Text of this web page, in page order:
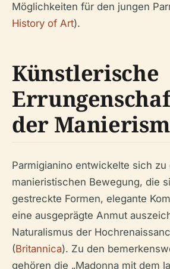
Möglichkeiten für den jungen
History of Art).
Künstlerische
der
Parmigianino entwickelte sich
manieristischen Bewegung, die
gestreckte Formen, elegante
eine ausgeprägte Anmut
Naturalismus der
(Britannica). Zu den
gehören die „Madonna mit dem